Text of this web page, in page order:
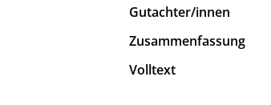
Gutachter/innen
Zusammenfassung
Volltext